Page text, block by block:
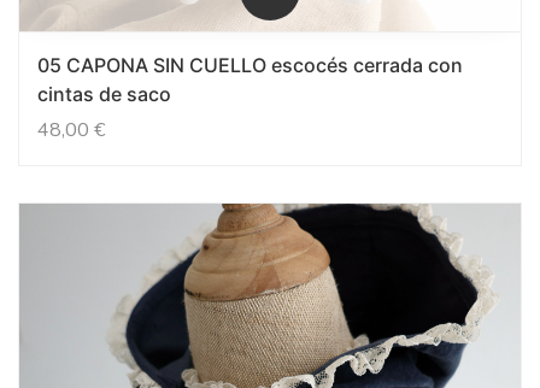
05 CAPONA SIN CUELLO escocés cerrada con
cintas de saco
48,00 €